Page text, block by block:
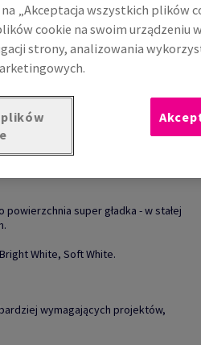
super gładka - w stałej
White, Soft White.
wymagających projektów,
„Akceptacja wszystkich plików
cookie na swoim urządzeniu
strony, analizowania